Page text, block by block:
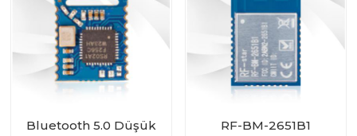
Bluetooth 5.0 Düşük
RF-BM-2651B1